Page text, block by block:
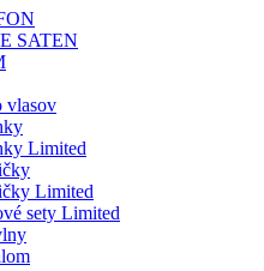
SATEN
vlasov
Limited
Limited
sety Limited